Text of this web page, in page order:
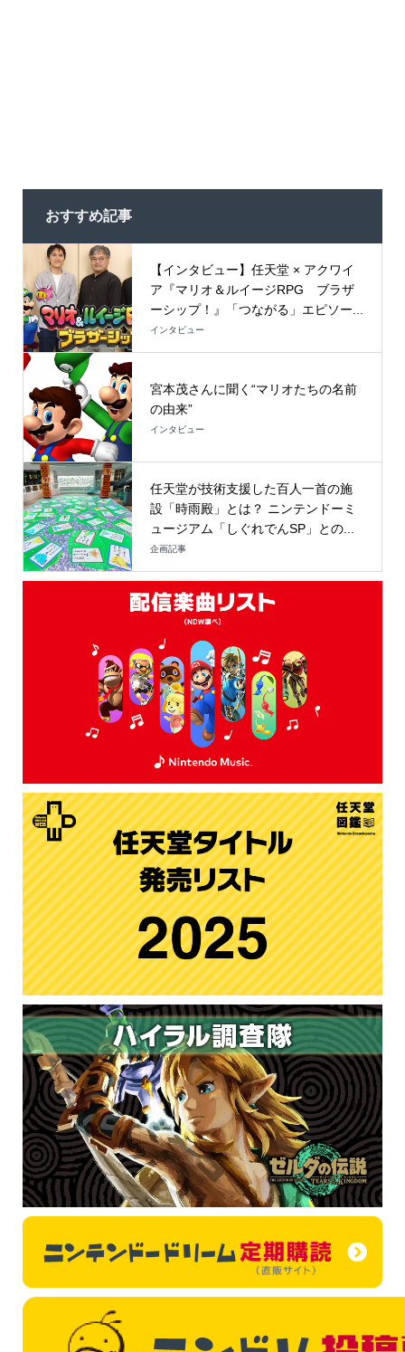
おすすめ記事
【インタビュー】任天堂 × アクワイ
ア『マリオ＆ルイージRPG ブラザ
ーシップ！』「つながる」エピソー...
インタビュー
宮本茂さんに聞く“マリオたちの名前
の由来”
インタビュー
任天堂が技術支援した百人一首の施
設「時雨殿」とは？ ニンテンドーミ
ュージアム「しぐれでんSP」との...
企画記事